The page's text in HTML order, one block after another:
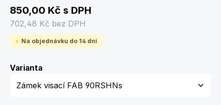
850,00 Kč s DPH
702,48 Kč bez DPH
Na objednávku do 14 dní
VariantaZvolte variantu